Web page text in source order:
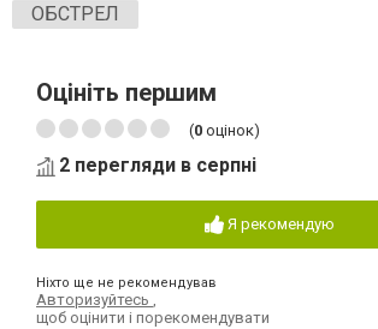
ОБСТРЕЛ
Оцініть першим
(0 оцінок)
2 перегляди в серпні
Я рекомендую
Ніхто ще не рекомендував
Авторизуйтесь ,
щоб оцінити і порекомендувати